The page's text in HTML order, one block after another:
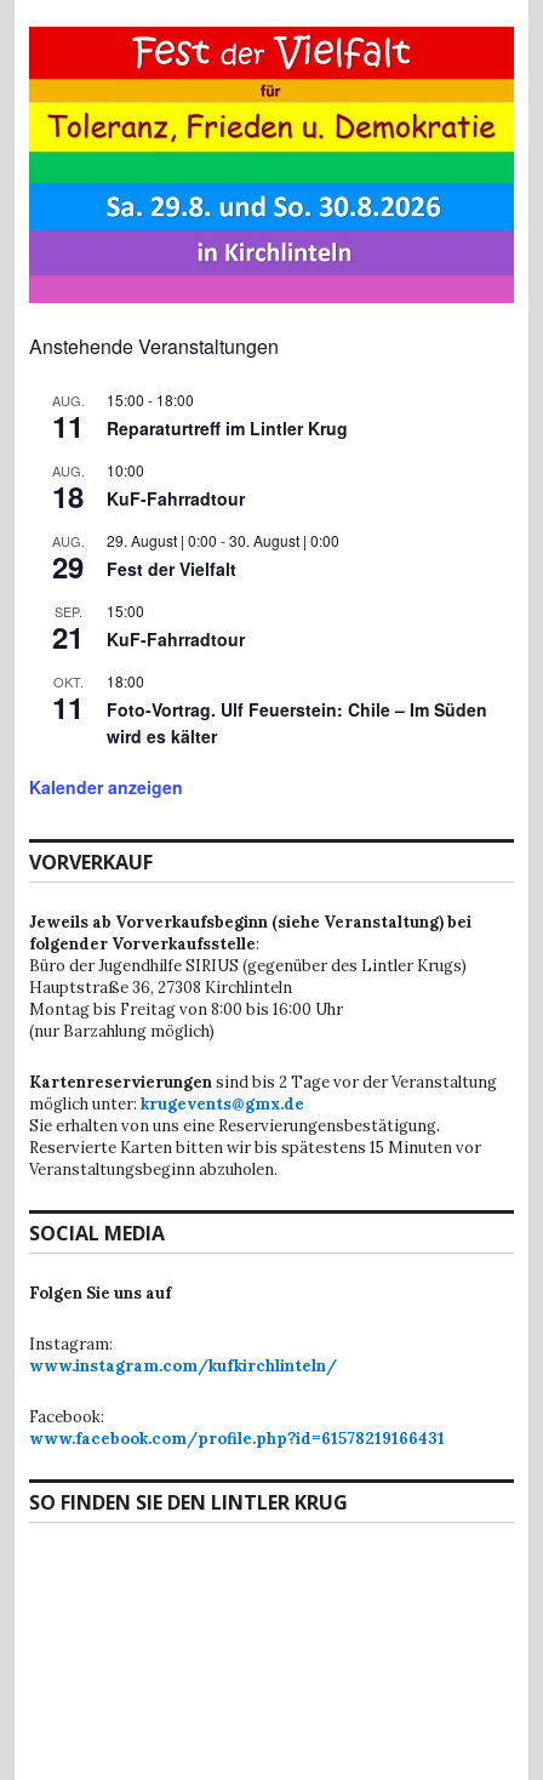
Anstehende Veranstaltungen
AUG.
11
15:00 - 18:00
Reparaturtreff im Lintler Krug
AUG.
18
10:00
KuF-Fahrradtour
AUG.
29
29. August | 0:00 -30. August | 0:00
Fest der Vielfalt
SEP.
21
15:00
KuF-Fahrradtour
OKT.
11
18:00
Foto-Vortrag. Ulf Feuerstein: Chile – Im Süden
wird es kälter
Kalender anzeigen
VORVERKAUF
Jeweils ab Vorverkaufsbeginn (siehe Veranstaltung) bei
folgender Vorverkaufsstelle:
Büro der Jugendhilfe SIRIUS (gegenüber des Lintler Krugs)
Hauptstraße 36, 27308 Kirchlinteln
Montag bis Freitag von 8:00 bis 16:00 Uhr
(nur Barzahlung möglich)
Kartenreservierungensind bis 2 Tage vor der Veranstaltung
möglich unter: krugevents@gmx.de
Sie erhalten von uns eine Reservierungensbestätigung.
Reservierte Karten bitten wir bis spätestens 15 Minuten vor
Veranstaltungsbeginn abzuholen.
SOCIAL MEDIA
Folgen Sie uns auf
Instagram:
www.instagram.com/kufkirchlinteln/
Facebook:
www.facebook.com/profile.php?id=61578219166431
SO FINDEN SIE DEN LINTLER KRUG